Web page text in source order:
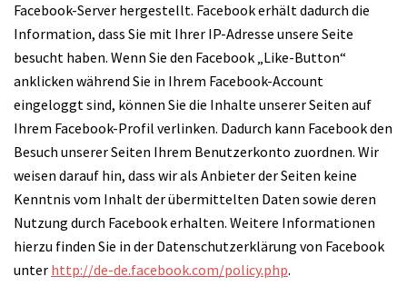
Facebook-Server hergestellt. Facebook erhält dadurch die
Information, dass Sie mit Ihrer IP-Adresse unsere Seite
besucht haben. Wenn Sie den Facebook „Like-Button“
anklicken während Sie in Ihrem Facebook-Account
eingeloggt sind, können Sie die Inhalte unserer Seiten auf
Ihrem Facebook-Profil verlinken. Dadurch kann Facebook den
Besuch unserer Seiten Ihrem Benutzerkonto zuordnen. Wir
weisen darauf hin, dass wir als Anbieter der Seiten keine
Kenntnis vom Inhalt der übermittelten Daten sowie deren
Nutzung durch Facebook erhalten. Weitere Informationen
hierzu finden Sie in der Datenschutzerklärung von Facebook
unter http://de-de.facebook.com/policy.php.